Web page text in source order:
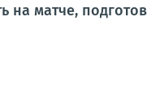
на матче,